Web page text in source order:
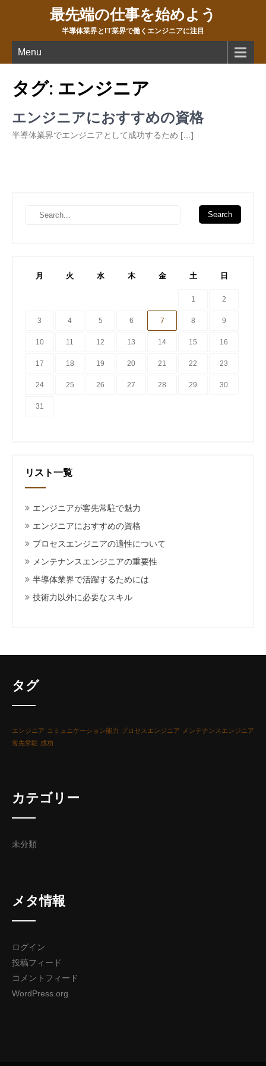
最先端の仕事を始めよう
半導体業界とIT業界で働くエンジニアに注目
Menu
タグ: エンジニア
エンジニアにおすすめの資格
半導体業界でエンジニアとして成功するため […]
月 火 水 木 金 土 日
1 2
3 4 5 6 7 8 9
10 11 12 13 14 15 16
17 18 19 20 21 22 23
24 25 26 27 28 29 30
31
リスト一覧
エンジニアが客先常駐で魅力
エンジニアにおすすめの資格
プロセスエンジニアの適性について
メンテナンスエンジニアの重要性
半導体業界で活躍するためには
技術力以外に必要なスキル
タグ
エンジニア コミュニケーション能力 プロセスエンジニア
メンテナンスエンジニア
客先常駐 成功
カテゴリー
未分類
メタ情報
ログイン
投稿フィード
コメントフィード
WordPress.org